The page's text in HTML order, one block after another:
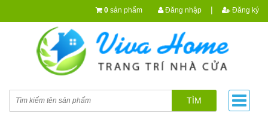
0 sản phẩm Đăng nhập | Đăng ký
TÌM